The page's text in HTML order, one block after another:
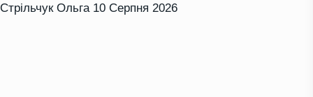
Стрільчук Ольга 10 Серпня 2026